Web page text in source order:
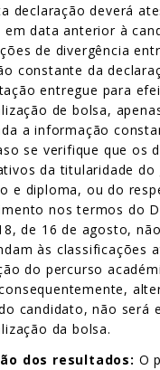
declaração deverá
data anterior à
de divergência
constante da
entregue para
de bolsa,
a informação
se verifique que os
da titularidade do
e diploma, ou do
nos termos do
de 16 de agosto, não
às classificações
do percurso
candidato, não será
da bolsa.
dos resultados: O